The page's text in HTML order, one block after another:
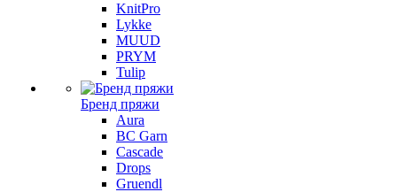
KnitPro
Lykke
MUUD
PRYM
Tulip
Бренд пряжи
Aura
BC Garn
Cascade
Drops
Gruendl